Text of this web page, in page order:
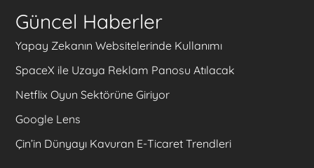
Güncel Haberler
Yapay Zekanın Websitelerinde Kullanımı
SpaceX ile Uzaya Reklam Panosu Atılacak
Netflix Oyun Sektörüne Giriyor
Google Lens
Çin’in Dünyayı Kavuran E-Ticaret Trendleri